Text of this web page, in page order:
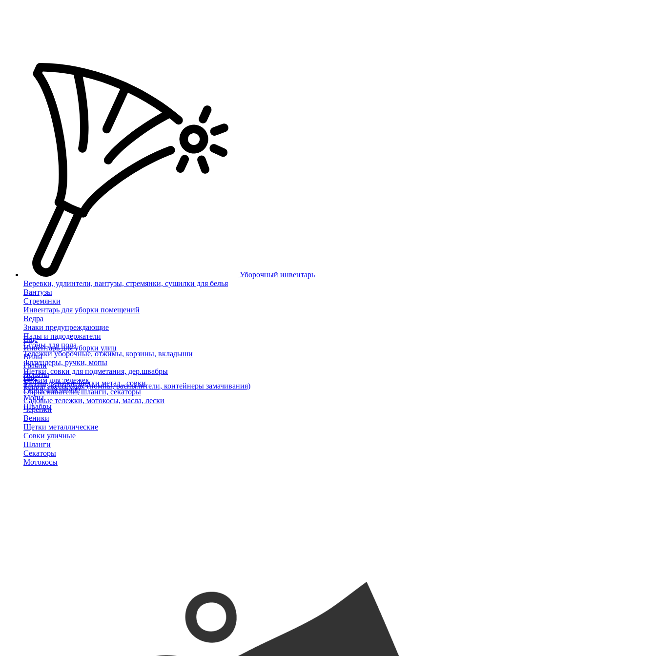
Уборочный инвентарь
Веревки, удлинтели, вантузы, стремянки, сушилки для белья
Вантузы
Стремянки
Инвентарь для уборки помещений
Ведра
Знаки предупреждающие
Пады и падодержатели
Сгоны для пола
Тележки уборочные, отжимы, корзины, вкладыши
Флаундеры, ручки, мопы
Щетки, совки для подметания, дер.швабры
Отжим для тележек
Ручки для швабр
Мопы
Швабры
Еще
Инвентарь для уборки улиц
Вилы
Грабли
Лопаты
Метлы, веники, щетки метал., совки
Опрыскиватели, шланги, секаторы
Садовые тележки, мотокосы, масла, лески
Черенки
Веники
Щетки металлические
Совки уличные
Шланги
Секаторы
Мотокосы
Еще
Тара и аксессуары (помпы, распылители, контейнеры замачивания)